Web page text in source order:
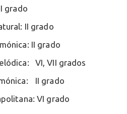
grado
II grado
II grado
VI, VII grados
II grado
VI grado